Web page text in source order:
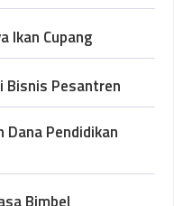
Ikan Cupang
Bisnis Pesantren
Pendidikan